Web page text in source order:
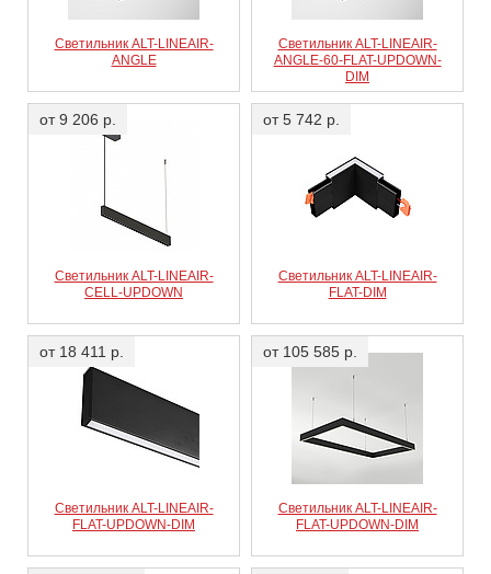
Светильник ALT-LINEAIR-
ANGLE
Светильник ALT-LINEAIR-
ANGLE-60-FLAT-UPDOWN-
DIM
от 9 206 р.
Светильник ALT-LINEAIR-
CELL-UPDOWN
от 5 742 р.
Светильник ALT-LINEAIR-
FLAT-DIM
от 18 411 р.
Светильник ALT-LINEAIR-
FLAT-UPDOWN-DIM
от 105 585 р.
Светильник ALT-LINEAIR-
FLAT-UPDOWN-DIM